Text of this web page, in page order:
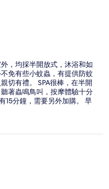
，均採半開放式，沐浴和如
免有些小蚊蟲，有提供防蚊
切有禮。 SPA很棒，在半開
著蟲鳴鳥叫，按摩體驗十分
15分鐘，需要另外加購。 早
，在餐廳或房間食用都很
間提供美味的肉桂餅乾，也
，至烏布市集車程約需一小
穩，會忽冷忽熱。有一晚遇
30分鐘，後來等了一小時還
常悠閒安靜，遠離人群，貼